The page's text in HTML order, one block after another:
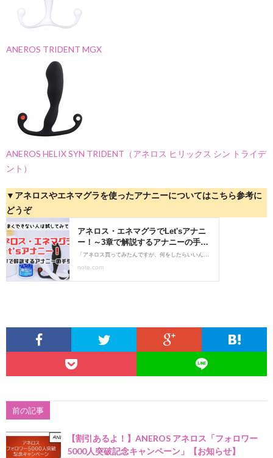
ANEROS TRIDENT MGX
ANEROS HELIX SYN TRIDENT（アネロス ヒリックス シン トライデ
ント）
▼アネロスやエネマグラを使ったアナニーについてはこちら参考に
どうぞ
前の記事
【割引あるよ！】ANEROS アネロス「フォロワー
5000人突破記念キャンペーン」【お知らせ】